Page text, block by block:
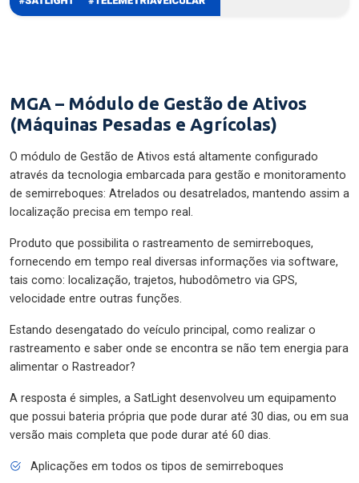
MGA – Módulo de Gestão de Ativos
(Máquinas Pesadas e Agrícolas)
O módulo de Gestão de Ativos está altamente configurado
através da tecnologia embarcada para gestão e monitoramento
de semirreboques: Atrelados ou desatrelados, mantendo assim a
localização precisa em tempo real.
Produto que possibilita o rastreamento de semirreboques,
fornecendo em tempo real diversas informações via software,
tais como: localização, trajetos, hubodômetro via GPS,
velocidade entre outras funções.
Estando desengatado do veículo principal, como realizar o
rastreamento e saber onde se encontra se não tem energia para
alimentar o Rastreador?
A resposta é simples, a SatLight desenvolveu um equipamento
que possui bateria própria que pode durar até 30 dias, ou em sua
versão mais completa que pode durar até 60 dias.
Aplicações em todos os tipos de semirreboques